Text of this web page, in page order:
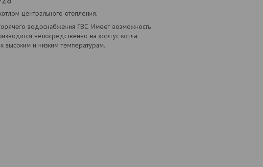
центрального отопления.
водоснабжения ГВС. Имеет возможность
непосредственно на корпус котла.
высоким и низким температурам.